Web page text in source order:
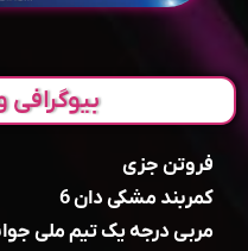
بیوگرافی
فروتن جزی
کمربند مشکی دان 6
مربی درجه یک تیم ملی